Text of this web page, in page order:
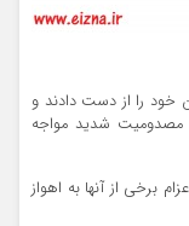
جان خود را از دست دادند و
مصدومیت شدید مواجه
برخی از آنها به اهواز